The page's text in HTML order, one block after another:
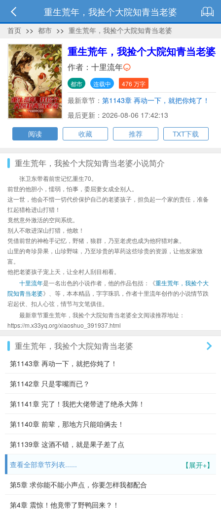
重生荒年，我捡个大院知青当老婆
首页 >> 都市 >> 重生荒年，我捡个大院知青当老婆
重生荒年，我捡个大院知青当老婆
作者： 十里流年
都市 连载中 476 万字
最新章节： 第1143章 再动一下，就把你炖了！
最后更新：2026-08-06 17:42:13
阅读
收藏 推荐 TXT下载
重生荒年，我捡个大院知青当老婆小说简介
张卫东带着前世记忆重生70。
前世的他胆小，懦弱，怕事，委屈妻女成全别人。
这一世，他会不惜一切代价保护自己的老婆孩子，担负起一个家的责任，准备
扛起猎枪进山打猎！
竟然意外激活的空间系统。
别人不敢进深山打猎，他敢！
凭借前世的神枪手记忆，野猪，狼群，乃至老虎也成为他狩猎对象。
山里的奇珍异果，山珍野味，乃至珍贵的草药这些珍贵的资源，让他发家致
富。
他把老婆孩子宠上天，让全村人刮目相看。
十里流年是一名出色的小说作者，他的作品包括：《重生荒年，我捡个大
院知青当老婆》、等，本本精品，字字珠玑，作者十里流年创作的小说情节跌
宕起伏、扣人心弦，情节与文笔俱佳。
最新章节重生荒年，我捡个大院知青当老婆全文阅读推荐地址：
https://m.x33yq.org/xiaoshuo_391937.html
重生荒年，我捡个大院知青当老婆
第1143章 再动一下，就把你炖了！
第1142章 只是零嘴而已？
第1141章 完了！我把大佬带进了绝杀大阵！
第1140章 前辈，那地方只能咱俩去！
第1139章 这酒不错，就是果子差了点
【展开+】
查看全部章节列表......
第5章 求你能不能小声点，你要怎样我都配合
第4章 震惊！他竟带了野鸭回来？！